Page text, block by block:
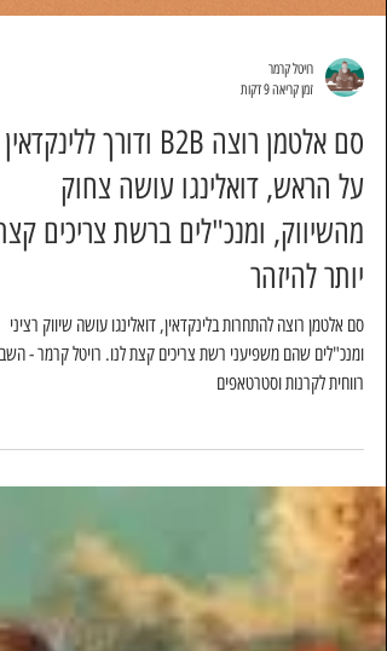
רויטל קרמר
זמן קריאה 9 דקות
על הראש, דואלינגו עושה צחוק
מהשיווק, ומנכ"לים ברשת צריכים
יותר להיזהר
סם אלטמן רוצה להתחרות בלינקדאין, דואלינגו עושה שיווק רציני
ומנכ"לים שהם משפיעני רשת צריכים קצת לנו. רויטל קרמר -